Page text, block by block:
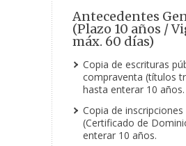
Antecedentes
(Plazo 10 años /
máx. 60 días)
Copia de escrituras
compraventa (títulos
hasta enterar 10 años.
Copia de
(Certificado de
enterar 10 años.